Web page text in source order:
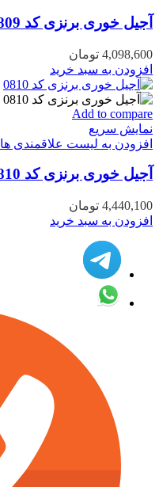
آجیل خوری برنزی کد 0809
4,098,600 تومان
افزودن به سبد خرید
Add to compare
نمایش سریع
افزودن به لیست علاقمندی ها
آجیل خوری برنزی کد 0810
4,440,100 تومان
افزودن به سبد خرید